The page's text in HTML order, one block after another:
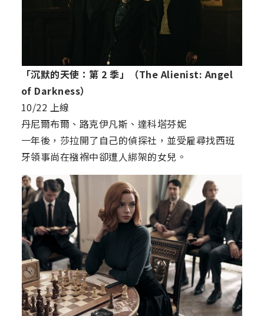
「沉默的天使：第 2 季」（The Alienist: Angel
of Darkness）
10/22 上線
丹尼爾布爾、路克伊凡斯、達科塔芬妮
一年後，莎拉開了自己的偵探社，並受雇尋找西班
牙領事尚在襁褓中卻遭人綁架的女兒。